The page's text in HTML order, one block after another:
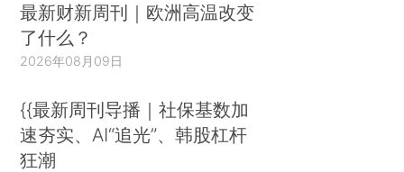
最新财新周刊｜欧洲高温改变
了什么？
2026年08月09日
{{最新周刊导播｜社保基数加
速夯实、AI“追光”、韩股杠杆
狂潮